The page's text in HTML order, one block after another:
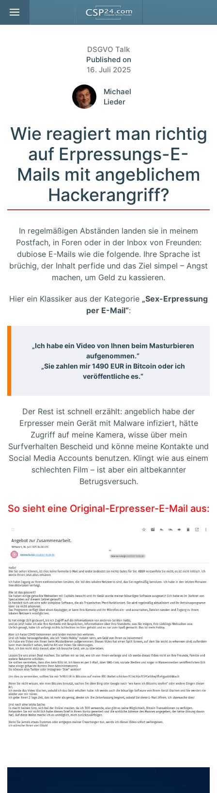
Zum Hauptinhalt springen
DSGVO Talk
Published on
16. Juli 2025
Michael
Lieder
Wie reagiert man richtig
auf Erpressungs-E-
Mails mit angeblichem
Hackerangriff?
In regelmäßigen Abständen landen sie in meinem
Postfach, in Foren oder in der Inbox von Freunden:
dubiose E-Mails wie die folgende. Ihre Sprache ist
brüchig, der Inhalt perfide und das Ziel simpel – Angst
machen, um Geld zu kassieren.
Hier ein Klassiker aus der Kategorie „Sex-Erpressung
per E-Mail“:
„Ich habe ein Video von Ihnen beim Masturbieren
aufgenommen.“
„Sie zahlen mir 1490 EUR in Bitcoin oder ich
veröffentliche es.“
Der Rest ist schnell erzählt: angeblich habe der
Erpresser mein Gerät mit Malware infiziert, hätte
Zugriff auf meine Kamera, wisse über mein
Surfverhalten Bescheid und könne meine Kontakte und
Social Media Accounts benutzen. Klingt wie aus einem
schlechten Film – ist aber ein altbekannter
Betrugsversuch.
So sieht eine Original-Erpresser-E-Mail aus: